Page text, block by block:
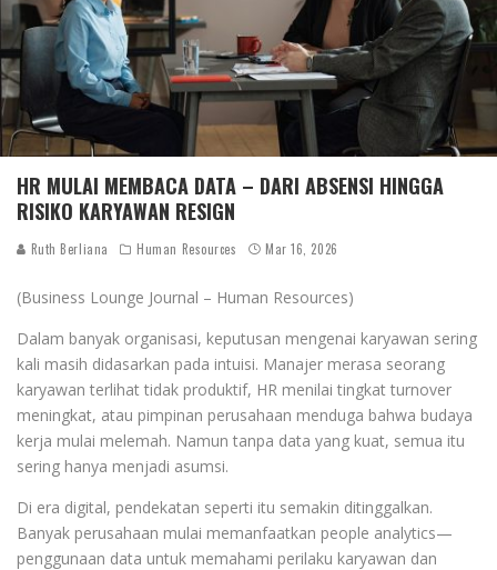
HR MULAI MEMBACA DATA – DARI ABSENSI HINGGA
RISIKO KARYAWAN RESIGN
Ruth Berliana Human Resources Mar 16, 2026
(Business Lounge Journal – Human Resources)
Dalam banyak organisasi, keputusan mengenai karyawan sering
kali masih didasarkan pada intuisi. Manajer merasa seorang
karyawan terlihat tidak produktif, HR menilai tingkat turnover
meningkat, atau pimpinan perusahaan menduga bahwa budaya
kerja mulai melemah. Namun tanpa data yang kuat, semua itu
sering hanya menjadi asumsi.
Di era digital, pendekatan seperti itu semakin ditinggalkan.
Banyak perusahaan mulai memanfaatkan people analytics—
penggunaan data untuk memahami perilaku karyawan dan